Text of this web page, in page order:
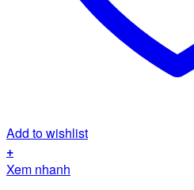
Add to wishlist
+
Xem nhanh